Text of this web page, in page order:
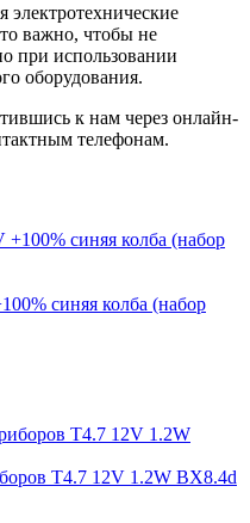
электротехнические
важно, чтобы не
при использовании
оборудования.
к нам через онлайн-
телефонам.
синяя колба (набор
T4.7 12V 1.2W BX8.4d